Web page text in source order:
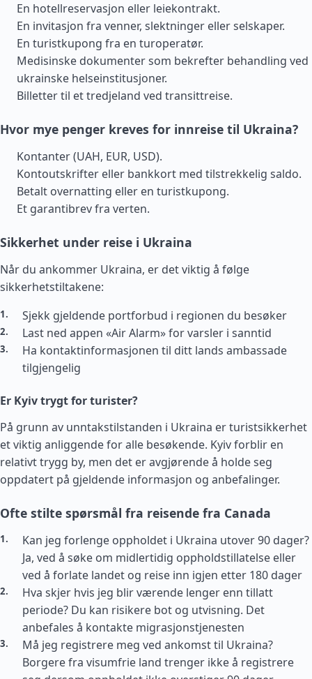
En hotellreservasjon eller leiekontrakt.
En invitasjon fra venner, slektninger eller selskaper.
En turistkupong fra en turoperatør.
Medisinske dokumenter som bekrefter behandling ved
ukrainske helseinstitusjoner.
Billetter til et tredjeland ved transittreise.
Hvor mye penger kreves for innreise til Ukraina?
Kontanter (UAH, EUR, USD).
Kontoutskrifter eller bankkort med tilstrekkelig saldo.
Betalt overnatting eller en turistkupong.
Et garantibrev fra verten.
Sikkerhet under reise i Ukraina
Når du ankommer Ukraina, er det viktig å følge
sikkerhetstiltakene:
Sjekk gjeldende portforbud i regionen du besøker
Last ned appen «Air Alarm» for varsler i sanntid
Ha kontaktinformasjonen til ditt lands ambassade
tilgjengelig
Er Kyiv trygt for turister?
På grunn av unntakstilstanden i Ukraina er turistsikkerhet
et viktig anliggende for alle besøkende. Kyiv forblir en
relativt trygg by, men det er avgjørende å holde seg
oppdatert på gjeldende informasjon og anbefalinger.
Ofte stilte spørsmål fra reisende fra Canada
Kan jeg forlenge oppholdet i Ukraina utover 90 dager?
Ja, ved å søke om midlertidig oppholdstillatelse eller
ved å forlate landet og reise inn igjen etter 180 dager
Hva skjer hvis jeg blir værende lenger enn tillatt
periode? Du kan risikere bot og utvisning. Det
anbefales å kontakte migrasjonstjenesten
Må jeg registrere meg ved ankomst til Ukraina?
Borgere fra visumfrie land trenger ikke å registrere